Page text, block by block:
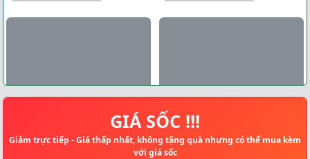
GIÁ SỐC !!!
Giảm trực tiếp - Giá thấp nhất, không tặng quà nhưng có thể mua kèm
với giá sốc